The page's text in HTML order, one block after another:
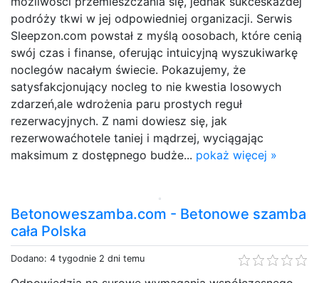
podróży tkwi w jej odpowiedniej organizacji. Serwis
Sleepzon.com powstał z myślą oosobach, które cenią
swój czas i finanse, oferując intuicyjną wyszukiwarkę
noclegów nacałym świecie. Pokazujemy, że
satysfakcjonujący nocleg to nie kwestia losowych
zdarzeń,ale wdrożenia paru prostych reguł
rezerwacyjnych. Z nami dowiesz się, jak
rezerwowaćhotele taniej i mądrzej, wyciągając
maksimum z dostępnego budże... pokaż więcej »
Betonoweszamba.com - Betonowe szamba
cała Polska
Dodano: 4 tygodnie 2 dni temu